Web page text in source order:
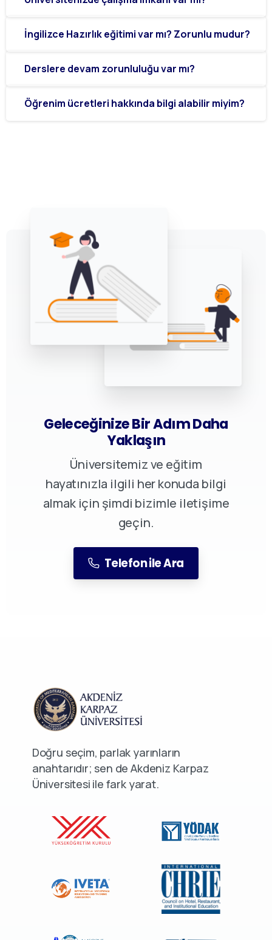
İngilizce Hazırlık eğitimi var mı? Zorunlu mudur?
Derslere devam zorunluluğu var mı?
Öğrenim ücretleri hakkında bilgi alabilir miyim?
Geleceğinize Bir Adım Daha
Yaklaşın
Üniversitemiz ve eğitim
hayatınızla ilgili her konuda bilgi
almak için şimdi bizimle iletişime
geçin.
Telefon ile Ara
Doğru seçim, parlak yarınların
anahtarıdır; sen de Akdeniz Karpaz
Üniversitesi ile fark yarat.